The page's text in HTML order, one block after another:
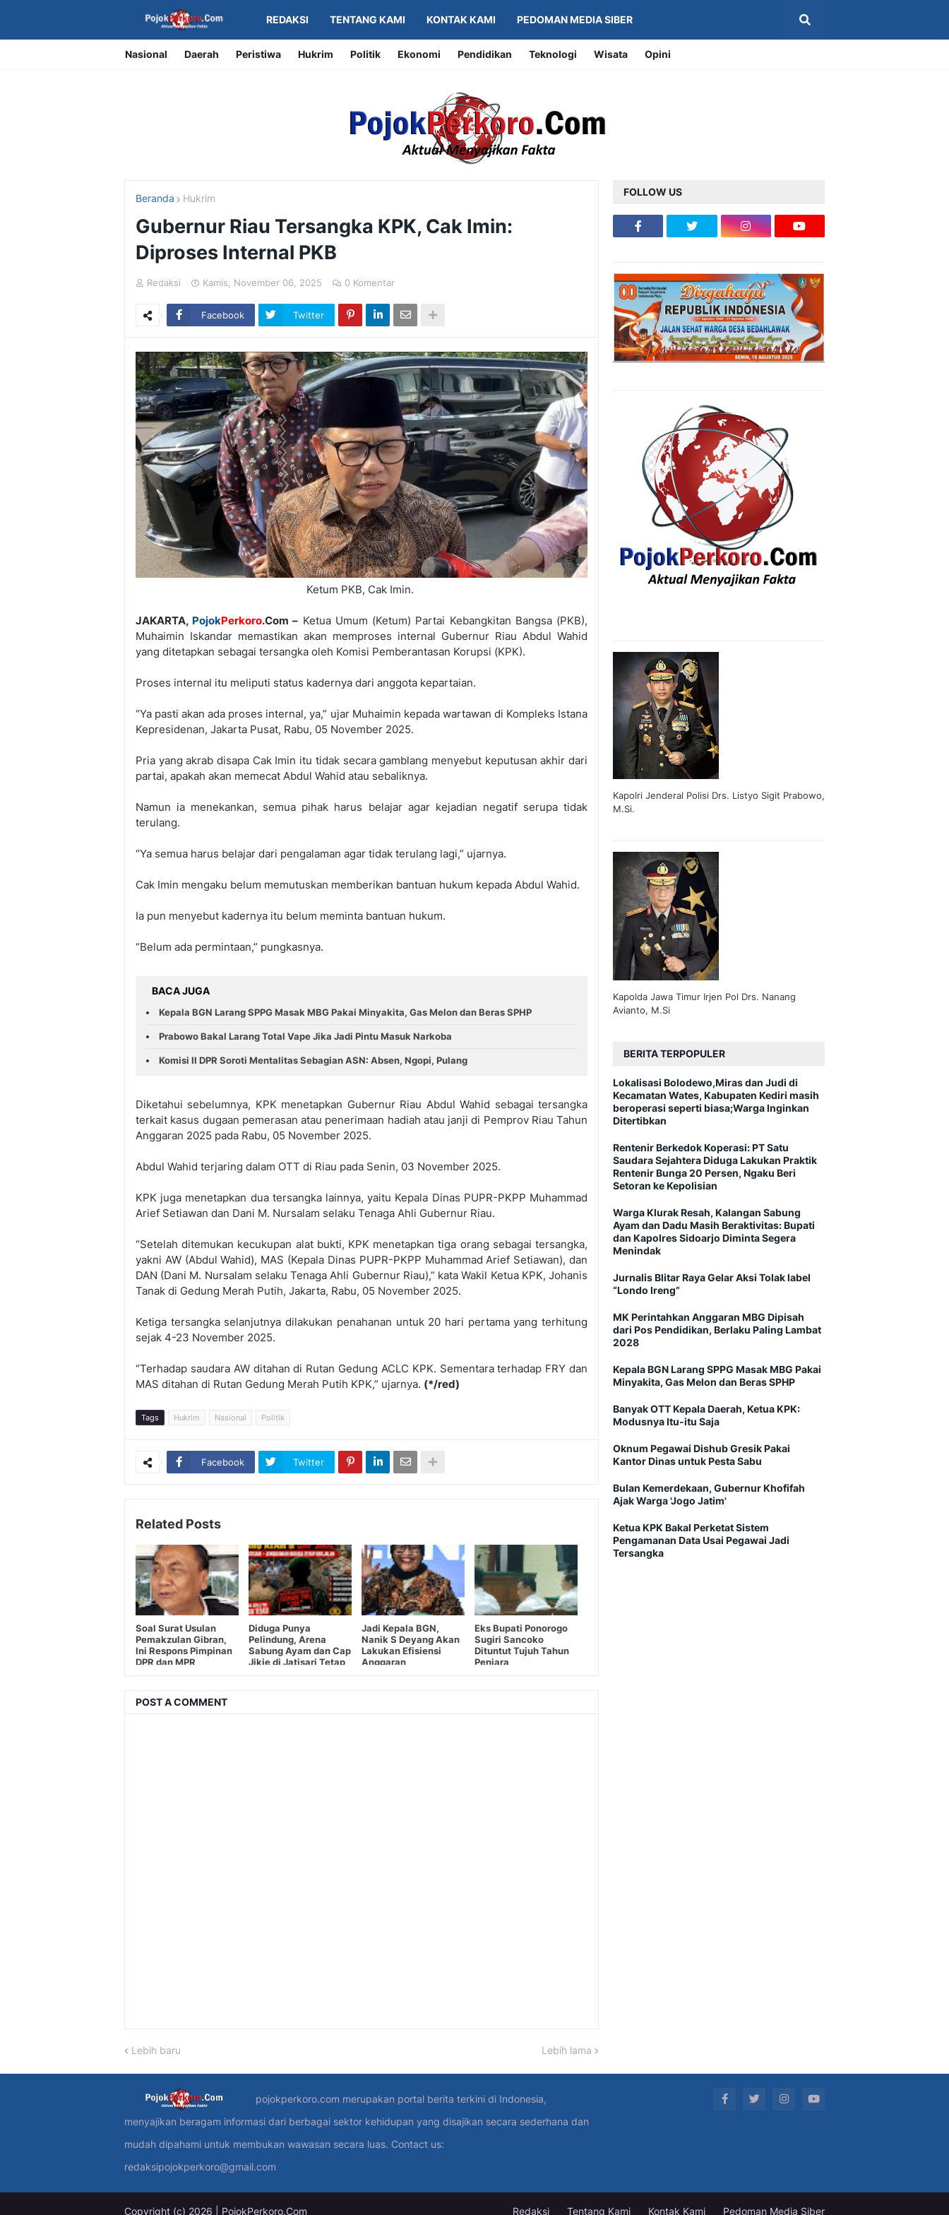
REDAKSI TENTANG KAMI KONTAK KAMI PEDOMAN MEDIA SIBER
Nasional Daerah Peristiwa Hukrim Politik Ekonomi Pendidikan Teknologi Wisata Opini
Beranda Hukrim
Gubernur Riau Tersangka KPK, Cak Imin:
Diproses Internal PKB
Redaksi Kamis, November 06, 2025 0 Komentar
Facebook Twitter
Ketum PKB, Cak Imin.
JAKARTA, PojokPerkoro.Com – Ketua Umum (Ketum) Partai Kebangkitan Bangsa (PKB),
Muhaimin Iskandar memastikan akan memproses internal Gubernur Riau Abdul Wahid
yang ditetapkan sebagai tersangka oleh Komisi Pemberantasan Korupsi (KPK).
Proses internal itu meliputi status kadernya dari anggota kepartaian.
“Ya pasti akan ada proses internal, ya,” ujar Muhaimin kepada wartawan di Kompleks Istana
Kepresidenan, Jakarta Pusat, Rabu, 05 November 2025.
Pria yang akrab disapa Cak Imin itu tidak secara gamblang menyebut keputusan akhir dari
partai, apakah akan memecat Abdul Wahid atau sebaliknya.
Namun ia menekankan, semua pihak harus belajar agar kejadian negatif serupa tidak
terulang.
“Ya semua harus belajar dari pengalaman agar tidak terulang lagi,” ujarnya.
Cak Imin mengaku belum memutuskan memberikan bantuan hukum kepada Abdul Wahid.
Ia pun menyebut kadernya itu belum meminta bantuan hukum.
“Belum ada permintaan,” pungkasnya.
BACA JUGA
Kepala BGN Larang SPPG Masak MBG Pakai Minyakita, Gas Melon dan Beras SPHP
Prabowo Bakal Larang Total Vape Jika Jadi Pintu Masuk Narkoba
Komisi II DPR Soroti Mentalitas Sebagian ASN: Absen, Ngopi, Pulang
Diketahui sebelumnya, KPK menetapkan Gubernur Riau Abdul Wahid sebagai tersangka
terkait kasus dugaan pemerasan atau penerimaan hadiah atau janji di Pemprov Riau Tahun
Anggaran 2025 pada Rabu, 05 November 2025.
Abdul Wahid terjaring dalam OTT di Riau pada Senin, 03 November 2025.
KPK juga menetapkan dua tersangka lainnya, yaitu Kepala Dinas PUPR-PKPP Muhammad
Arief Setiawan dan Dani M. Nursalam selaku Tenaga Ahli Gubernur Riau.
“Setelah ditemukan kecukupan alat bukti, KPK menetapkan tiga orang sebagai tersangka,
yakni AW (Abdul Wahid), MAS (Kepala Dinas PUPR-PKPP Muhammad Arief Setiawan), dan
DAN (Dani M. Nursalam selaku Tenaga Ahli Gubernur Riau),” kata Wakil Ketua KPK, Johanis
Tanak di Gedung Merah Putih, Jakarta, Rabu, 05 November 2025.
Ketiga tersangka selanjutnya dilakukan penahanan untuk 20 hari pertama yang terhitung
sejak 4-23 November 2025.
“Terhadap saudara AW ditahan di Rutan Gedung ACLC KPK. Sementara terhadap FRY dan
MAS ditahan di Rutan Gedung Merah Putih KPK,” ujarnya. (*/red)
Tags Hukrim Nasional Politik
Facebook Twitter
Related Posts
Soal Surat Usulan
Pemakzulan Gibran,
Ini Respons Pimpinan
DPR dan MPR
Diduga Punya
Pelindung, Arena
Sabung Ayam dan Cap
Jikie di Jatisari Tetap
Jadi Kepala BGN,
Nanik S Deyang Akan
Lakukan Efisiensi
Anggaran
Eks Bupati Ponorogo
Sugiri Sancoko
Dituntut Tujuh Tahun
Penjara
POST A COMMENT
Lebih baru Lebih lama
FOLLOW US
Kapolri Jenderal Polisi Drs. Listyo Sigit Prabowo,
M.Si.
Kapolda Jawa Timur Irjen Pol Drs. Nanang
Avianto, M.Si
BERITA TERPOPULER
Lokalisasi Bolodewo,Miras dan Judi di
Kecamatan Wates, Kabupaten Kediri masih
beroperasi seperti biasa;Warga Inginkan
Ditertibkan
Rentenir Berkedok Koperasi: PT Satu
Saudara Sejahtera Diduga Lakukan Praktik
Rentenir Bunga 20 Persen, Ngaku Beri
Setoran ke Kepolisian
Warga Klurak Resah, Kalangan Sabung
Ayam dan Dadu Masih Beraktivitas: Bupati
dan Kapolres Sidoarjo Diminta Segera
Menindak
Jurnalis Blitar Raya Gelar Aksi Tolak label
“Londo Ireng”
MK Perintahkan Anggaran MBG Dipisah
dari Pos Pendidikan, Berlaku Paling Lambat
2028
Kepala BGN Larang SPPG Masak MBG Pakai
Minyakita, Gas Melon dan Beras SPHP
Banyak OTT Kepala Daerah, Ketua KPK:
Modusnya Itu-itu Saja
Oknum Pegawai Dishub Gresik Pakai
Kantor Dinas untuk Pesta Sabu
Bulan Kemerdekaan, Gubernur Khofifah
Ajak Warga 'Jogo Jatim'
Ketua KPK Bakal Perketat Sistem
Pengamanan Data Usai Pegawai Jadi
Tersangka
pojokperkoro.com merupakan portal berita terkini di Indonesia,
menyajikan beragam informasi dari berbagai sektor kehidupan yang disajikan secara sederhana dan
mudah dipahami untuk membukan wawasan secara luas. Contact us:
redaksipojokperkoro@gmail.com
Copyright (c) 2026 | PojokPerkoro.Com Redaksi Tentang Kami Kontak Kami Pedoman Media Siber